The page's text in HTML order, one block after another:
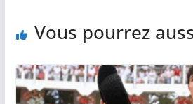
Vous pourrez